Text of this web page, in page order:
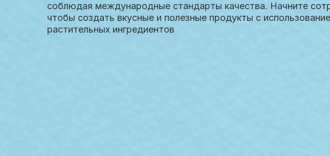
соблюдая международные стандарты качества. Начните
чтобы создать вкусные и полезные продукты с
растительных ингредиентов